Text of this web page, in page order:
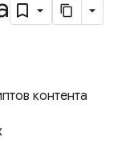
контента